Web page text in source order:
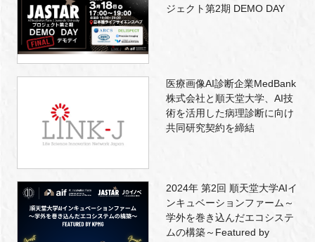
ジェクト第2期 DEMO DAY
医療画像AI診断企業MedBank
株式会社と順天堂大学、AI技
術を活用した病理診断に向け
共同研究契約を締結
2024年 第2回 順天堂大学AIイ
ンキュベーションファーム～
学外を巻き込んだエコシステ
ムの構築～Featured by